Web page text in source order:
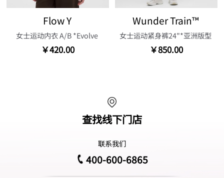
Flow Y
女士运动内衣 A/B *Evolve
￥420.00
Wunder Train™
女士运动紧身裤24"*亚洲版型
￥850.00
查找线下门店
联系我们
400-600-6865